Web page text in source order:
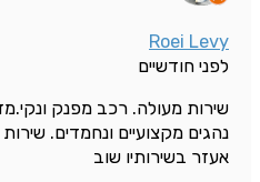
Roei Levy
לפני חודשיים
שירות מעולה. רכב מפנק
נהגים מקצועיים ונחמדים.
אעזר בשירותיו שוב